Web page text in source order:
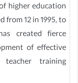
higher education
from 12 in 1995, to
created fierce
of effective
training